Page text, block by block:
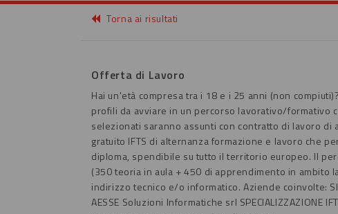
Torna ai risultati
Offerta di Lavoro
Hai un'età compresa tra i 18 e i 25 anni (non
profili da avviare in un percorso lavorativo/formativo
selezionati saranno assunti con contratto di lavoro
gratuito IFTS di alternanza formazione e lavoro che
diploma, spendibile su tutto il territorio europeo. Il
(350 teoria in aula + 450 di apprendimento in ambito
indirizzo tecnico e/o informatico. Aziende coinvolte:
AESSE Soluzioni Informatiche srl SPECIALIZZAZIONE